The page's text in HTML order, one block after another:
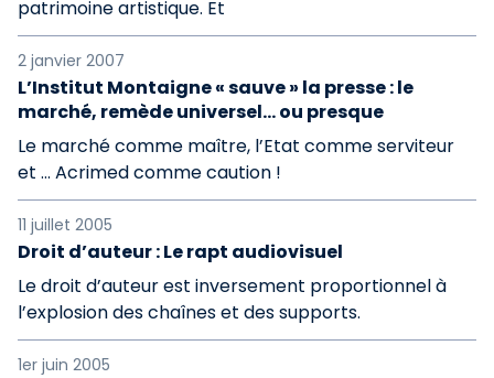
patrimoine artistique. Et
2 janvier 2007
L’Institut Montaigne « sauve » la presse : le
marché, remède universel... ou presque
Le marché comme maître, l’Etat comme serviteur
et ... Acrimed comme caution !
11 juillet 2005
Droit d’auteur : Le rapt audiovisuel
Le droit d’auteur est inversement proportionnel à
l’explosion des chaînes et des supports.
1er juin 2005